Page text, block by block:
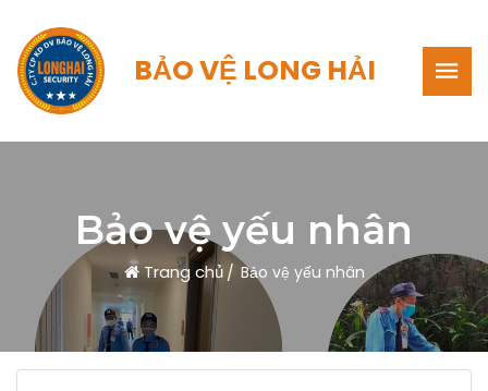
BẢO VỆ LONG HẢI
Bảo vệ yếu nhân
Trang chủ Bảo vệ yếu nhân